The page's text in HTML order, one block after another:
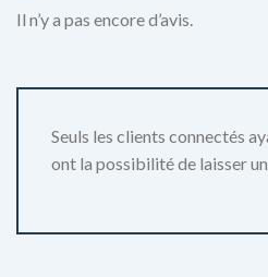
Il n’y a pas encore d’avis.
Seuls les clients connectés
ont la possibilité de laisser